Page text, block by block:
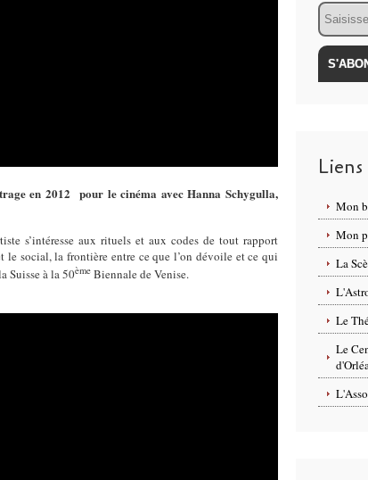
en 2012 pour le cinéma avec Hanna Schygulla,
s’intéresse aux rituels et aux codes de tout rapport
social, la frontière entre ce que l’on dévoile et ce qui
Suisse à la 50ème Biennale de Venise.
Email
Liens
Mon
Mon
La
Le
Le